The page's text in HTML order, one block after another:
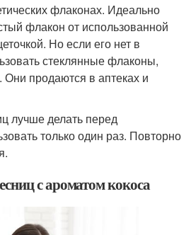
флаконах. Идеально
флакон от использованной
Но если его нет в
стеклянные флаконы,
продаются в аптеках и
лучше делать перед
только один раз. Повторно
с ароматом кокоса